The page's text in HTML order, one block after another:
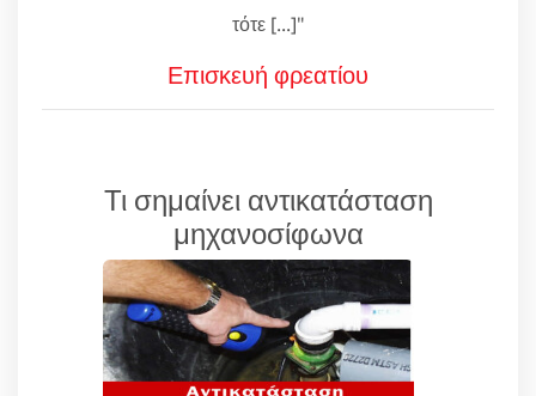
τότε [...]"
Επισκευή φρεατίου
Τι σημαίνει αντικατάσταση
μηχανοσίφωνα